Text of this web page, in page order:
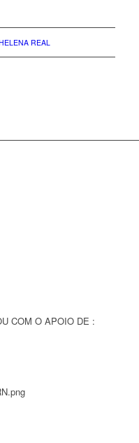
REAL
COM O APOIO DE :